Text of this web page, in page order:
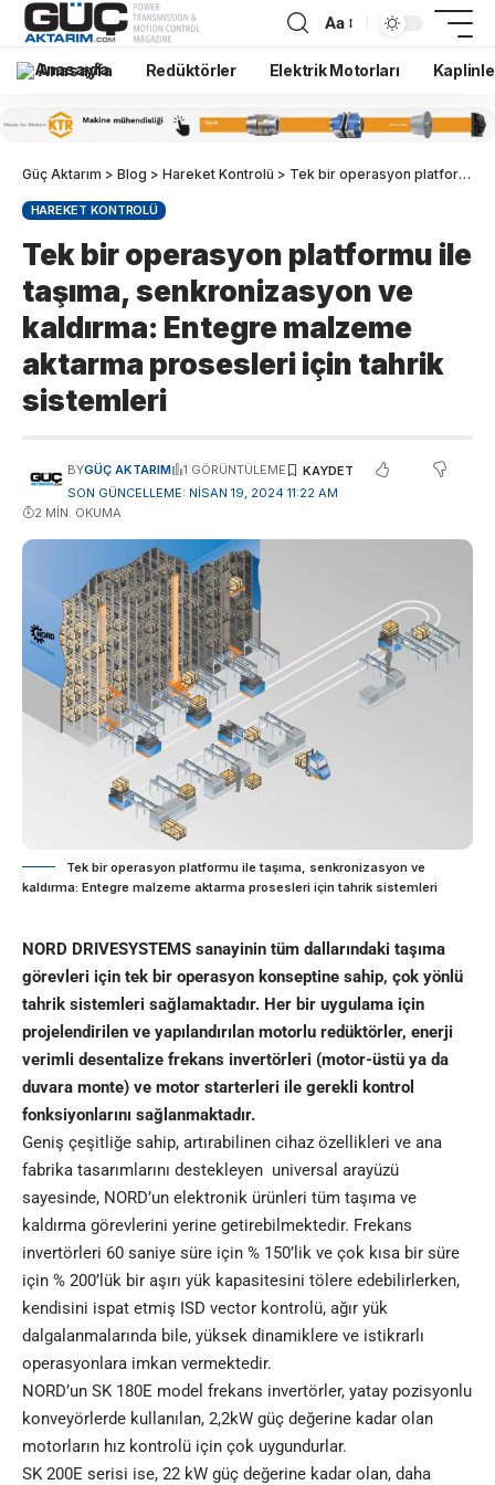
Aa
Anasayfa Redüktörler Elektrik Motorları
Güç Aktarım > Blog > Hareket Kontrolü > Tek bir operasyon platformu ile taşıma, senkronizasyon ve kaldırma: Entegre malzeme aktarma prosesleri için tahrik sistemleri
HAREKET KONTROLÜ
Tek bir operasyon platformu ile
taşıma, senkronizasyon ve
kaldırma: Entegre malzeme
aktarma prosesleri için tahrik
sistemleri
SON GÜNCELLEME: NISAN 19, 2024 11:22 AM
BYGÜÇ AKTARIM 1 GÖRÜNTÜLEME
2 MIN. OKUMA
Tek bir operasyon platformu ile taşıma, senkronizasyon ve
kaldırma: Entegre malzeme aktarma prosesleri için tahrik sistemleri
NORD DRIVESYSTEMS sanayinin tüm dallarındaki taşıma
görevleri için tek bir operasyon konseptine sahip, çok yönlü
tahrik sistemleri sağlamaktadır. Her bir uygulama için
projelendirilen ve yapılandırılan motorlu redüktörler, enerji
verimli desentalize frekans invertörleri (motor-üstü ya da
duvara monte) ve motor starterleri ile gerekli kontrol
fonksiyonlarını sağlanmaktadır.
Geniş çeşitliğe sahip, artırabilinen cihaz özellikleri ve ana
fabrika tasarımlarını destekleyen universal arayüzü
sayesinde, NORD’un elektronik ürünleri tüm taşıma ve
kaldırma görevlerini yerine getirebilmektedir. Frekans
invertörleri 60 saniye süre için % 150’lik ve çok kısa bir süre
için % 200’lük bir aşırı yük kapasitesini tölere edebilirlerken,
kendisini ispat etmiş ISD vector kontrolü, ağır yük
dalgalanmalarında bile, yüksek dinamiklere ve istikrarlı
operasyonlara imkan vermektedir.
NORD’un SK 180E model frekans invertörler, yatay pozisyonlu
konveyörlerde kullanılan, 2,2kW güç değerine kadar olan
motorların hız kontrolü için çok uygundurlar.
SK 200E serisi ise, 22 kW güç değerine kadar olan, daha